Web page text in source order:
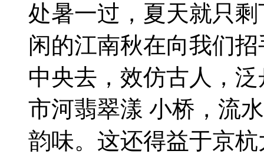
处暑一过，夏天就只
闲的江南秋在向我们
中央去，效仿古人，
市河翡翠漾 小桥，流
韵味。这还得益于京